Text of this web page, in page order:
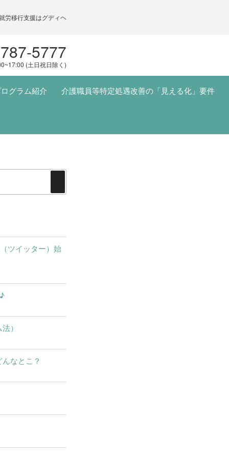
労移行支援はグディヘ
5777
(土日祝日除く)
グラム紹介 介護職員等特定処遇改善の「見える化」要件
索
ツイッター）始
）
なとこ？